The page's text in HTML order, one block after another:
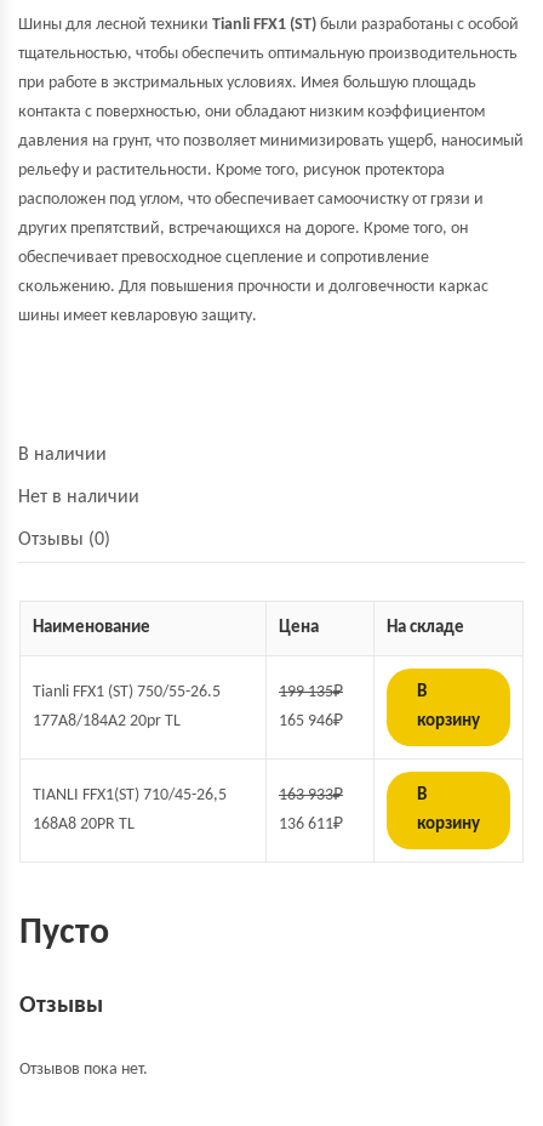
Шины для лесной техники Tianli FFX1 (ST) были разработаны с особой
тщательностью, чтобы обеспечить оптимальную производительность
при работе в экстримальных условиях. Имея большую площадь
контакта с поверхностью, они обладают низким коэффициентом
давления на грунт, что позволяет минимизировать ущерб, наносимый
рельефу и растительности. Кроме того, рисунок протектора
расположен под углом, что обеспечивает самоочистку от грязи и
других препятствий, встречающихся на дороге. Кроме того, он
обеспечивает превосходное сцепление и сопротивление
скольжению. Для повышения прочности и долговечности каркас
шины имеет кевларовую защиту.
В наличии
Нет в наличии
Отзывы (0)
Наименование Цена На складе
Tianli FFX1 (ST) 750/55-26.5
177А8/184А2 20pr TL
199 135₽
165 946₽
В
корзину
TIANLI FFX1(ST) 710/45-26,5
168A8 20PR TL
163 933₽
136 611₽
В
корзину
Пусто
Отзывы
Отзывов пока нет.